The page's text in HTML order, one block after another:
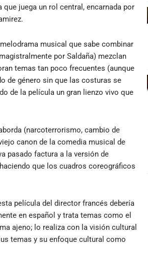
juega un rol central, encarnada por
musical que sabe combinar
por Saldaña) mezclan
temas tan poco frecuentes (aunque
de género sin que las costuras se
de la película un gran lienzo vivo que
(narcoterrorismo, cambio de
canon de la comedia musical de
pasado factura a la versión de
que los cuadros coreográficos
película del director francés debería
en español y trata temas como el
ajeno; lo realiza con la visión cultural
temas y su enfoque cultural como